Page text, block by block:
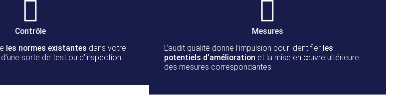
Contrôle
les normes existantes dans votre
sorte de test ou d’inspection.
Mesures
L’audit qualité donne l’impulsion pour identifier les
potentiels d’amélioration et la mise en œuvre ultérieure
des mesures correspondantes.